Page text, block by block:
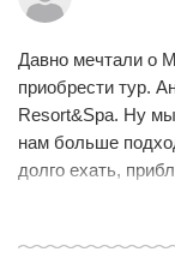
Давно мечтали о
приобрести тур.
Resort&Spa. Ну
нам больше
долго ехать,
около 20 минут.
были очень